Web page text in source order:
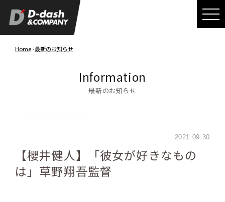
Home›最新のお知らせ
Information
最新のお知らせ
2021.09.30
【櫻井健人】「彼女が好きなもの
は」草野翔吾監督